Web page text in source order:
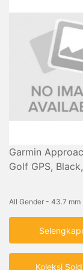
Garmin
Golf GPS,
All Gender - 43.7 mm
Koleksi